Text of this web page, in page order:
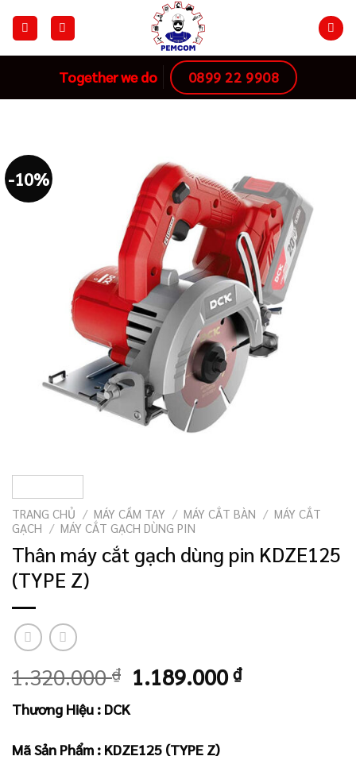
Together we do 0899 22 9908
-10%
TRANG CHỦ / MÁY CẦM TAY / MÁY CẮT BÀN / MÁY CẮT
GẠCH / MÁY CẮT GẠCH DÙNG PIN
Thân máy cắt gạch dùng pin KDZE125
(TYPE Z)
1.320.000₫ Giá
1.320.000 ₫.
1.189.000₫Giá
Thương Hiệu : DCK
Mã Sản Phẩm : KDZE125 (TYPE Z)